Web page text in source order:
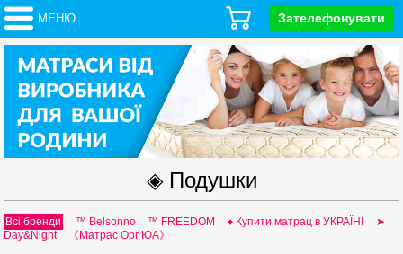
МЕНЮ Зателефонувати
◈ Подушки
Всі бренди ™ Belsonno ™ FREEDOM ♦ Купити матрац в УКРАЇНІ
➤
Day&Night
《Матрас Орг ЮА》